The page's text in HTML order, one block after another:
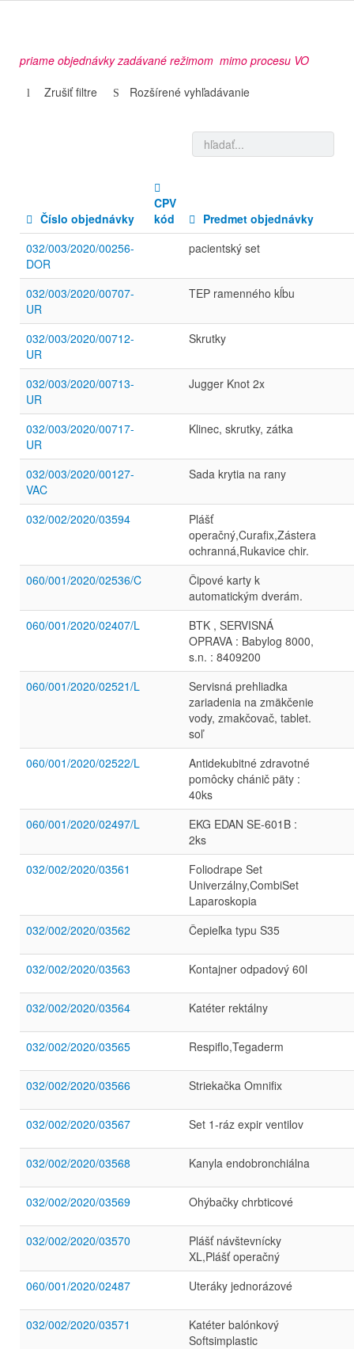
priame objednávky zadávané režimom mimo procesu VO
Zrušiť filtre
Rozšírené vyhľadávanie
Číslo objednávky
CPV
kód
Predmet objednávky
032/003/2020/00256-
DOR
pacientský set
032/003/2020/00707-
UR
TEP ramenného kĺbu
032/003/2020/00712-
UR
Skrutky
032/003/2020/00713-
UR
Jugger Knot 2x
032/003/2020/00717-
UR
Klinec, skrutky, zátka
032/003/2020/00127-
VAC
Sada krytia na rany
032/002/2020/03594
Plášť
operačný,Curafix,Zástera
ochranná,Rukavice chir.
060/001/2020/02536/C
Čipové karty k
automatickým dverám.
060/001/2020/02407/L
BTK , SERVISNÁ
OPRAVA : Babylog 8000,
s.n. : 8409200
060/001/2020/02521/L
Servisná prehliadka
zariadenia na zmäkčenie
vody, zmakčovač, tablet.
soľ
060/001/2020/02522/L
Antidekubitné zdravotné
pomôcky chánič päty :
40ks
060/001/2020/02497/L
EKG EDAN SE-601B :
2ks
032/002/2020/03561
Foliodrape Set
Univerzálny,CombiSet
Laparoskopia
032/002/2020/03562
Čepieľka typu S35
032/002/2020/03563 Kontajner odpadový 60l
032/002/2020/03564 Katéter rektálny
032/002/2020/03565 Respiflo,Tegaderm
032/002/2020/03566 Striekačka Omnifix
032/002/2020/03567 Set 1-ráz expir ventilov
032/002/2020/03568 Kanyla endobronchiálna
032/002/2020/03569 Ohýbačky chrbticové
032/002/2020/03570
Plášť návštevnícky
XL,Plášť operačný
060/001/2020/02487
Uteráky jednorázové
032/002/2020/03571
Katéter balónkový
Softsimplastic